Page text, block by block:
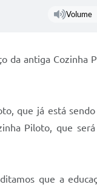
Volume
da antiga Cozinha
que já está
Piloto, que
que a